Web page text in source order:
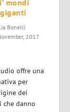
mondi
Bonelli
2017
offre una
per
dei
che danno